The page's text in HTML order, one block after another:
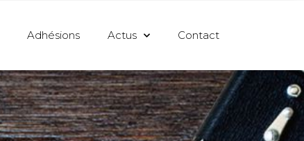
Adhésions Actus Contact